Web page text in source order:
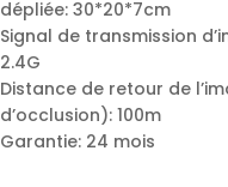
dépliée: 30*20*7cm
Signal de transmission
2.4G
Distance de retour de
d’occlusion): 100m
Garantie: 24 mois